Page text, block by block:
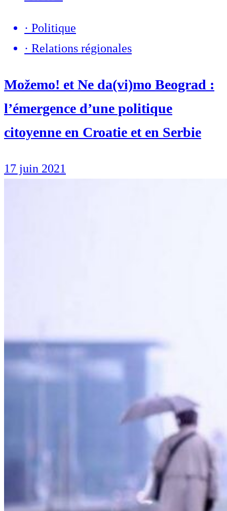
· Politique
· Relations régionales
Možemo! et Ne da(vi)mo Beograd :
l’émergence d’une politique
citoyenne en Croatie et en Serbie
17 juin 2021